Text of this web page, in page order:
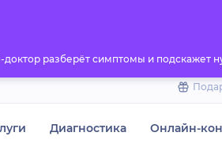
доктор разберёт симптомы и подскажет
Диагностика Онлайн-